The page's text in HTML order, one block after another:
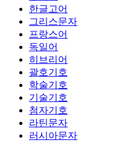
한글고어
그리스문자
프랑스어
독일어
히브리어
괄호기호
학술기호
기술기호
첨자기호
라틴문자
러시아문자